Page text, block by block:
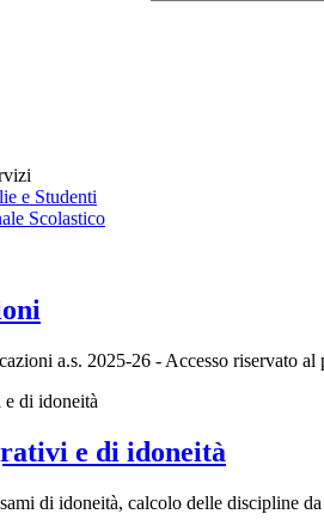
e Studenti
Scolastico
a.s. 2025-26 - Accesso riservato al
e di idoneità
di idoneità, calcolo delle discipline